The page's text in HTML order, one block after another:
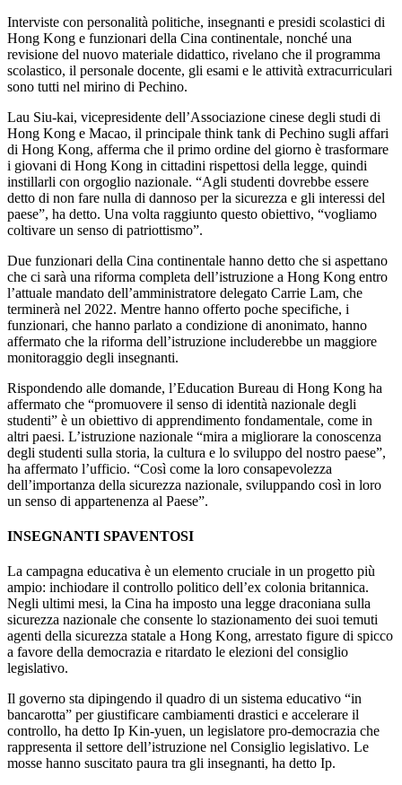
Interviste con personalità politiche, insegnanti e presidi scolastici di
Hong Kong e funzionari della Cina continentale, nonché una
revisione del nuovo materiale didattico, rivelano che il programma
scolastico, il personale docente, gli esami e le attività extracurriculari
sono tutti nel mirino di Pechino.
Lau Siu-kai, vicepresidente dell’Associazione cinese degli studi di
Hong Kong e Macao, il principale think tank di Pechino sugli affari
di Hong Kong, afferma che il primo ordine del giorno è trasformare
i giovani di Hong Kong in cittadini rispettosi della legge, quindi
instillarli con orgoglio nazionale. “Agli studenti dovrebbe essere
detto di non fare nulla di dannoso per la sicurezza e gli interessi del
paese”, ha detto. Una volta raggiunto questo obiettivo, “vogliamo
coltivare un senso di patriottismo”.
Due funzionari della Cina continentale hanno detto che si aspettano
che ci sarà una riforma completa dell’istruzione a Hong Kong entro
l’attuale mandato dell’amministratore delegato Carrie Lam, che
terminerà nel 2022. Mentre hanno offerto poche specifiche, i
funzionari, che hanno parlato a condizione di anonimato, hanno
affermato che la riforma dell’istruzione includerebbe un maggiore
monitoraggio degli insegnanti.
Rispondendo alle domande, l’Education Bureau di Hong Kong ha
affermato che “promuovere il senso di identità nazionale degli
studenti” è un obiettivo di apprendimento fondamentale, come in
altri paesi. L’istruzione nazionale “mira a migliorare la conoscenza
degli studenti sulla storia, la cultura e lo sviluppo del nostro paese”,
ha affermato l’ufficio. “Così come la loro consapevolezza
dell’importanza della sicurezza nazionale, sviluppando così in loro
un senso di appartenenza al Paese”.
INSEGNANTI SPAVENTOSI
La campagna educativa è un elemento cruciale in un progetto più
ampio: inchiodare il controllo politico dell’ex colonia britannica.
Negli ultimi mesi, la Cina ha imposto una legge draconiana sulla
sicurezza nazionale che consente lo stazionamento dei suoi temuti
agenti della sicurezza statale a Hong Kong, arrestato figure di spicco
a favore della democrazia e ritardato le elezioni del consiglio
legislativo.
Il governo sta dipingendo il quadro di un sistema educativo “in
bancarotta” per giustificare cambiamenti drastici e accelerare il
controllo, ha detto Ip Kin-yuen, un legislatore pro-democrazia che
rappresenta il settore dell’istruzione nel Consiglio legislativo. Le
mosse hanno suscitato paura tra gli insegnanti, ha detto Ip.